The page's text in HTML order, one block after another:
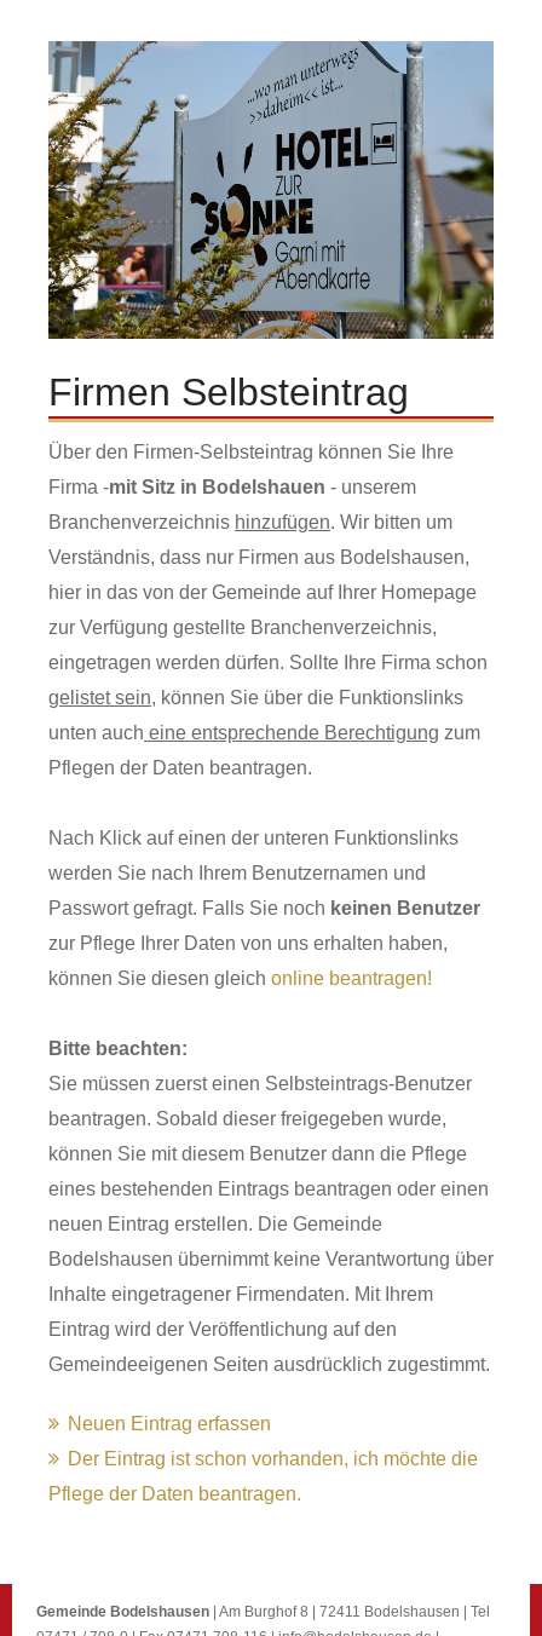
Firmen Selbsteintrag
Über den Firmen-Selbsteintrag können Sie Ihre
Firma -mit Sitz in Bodelshauen - unserem
Branchenverzeichnis hinzufügen. Wir bitten um
Verständnis, dass nur Firmen aus Bodelshausen,
hier in das von der Gemeinde auf Ihrer Homepage
zur Verfügung gestellte Branchenverzeichnis,
eingetragen werden dürfen. Sollte Ihre Firma schon
gelistet sein, können Sie über die Funktionslinks
unten auch eine entsprechende Berechtigung zum
Pflegen der Daten beantragen.
Nach Klick auf einen der unteren Funktionslinks
werden Sie nach Ihrem Benutzernamen und
Passwort gefragt. Falls Sie noch keinen Benutzer
zur Pflege Ihrer Daten von uns erhalten haben,
können Sie diesen gleich online beantragen!
Bitte beachten:
Sie müssen zuerst einen Selbsteintrags-Benutzer
beantragen. Sobald dieser freigegeben wurde,
können Sie mit diesem Benutzer dann die Pflege
eines bestehenden Eintrags beantragen oder einen
neuen Eintrag erstellen. Die Gemeinde
Bodelshausen übernimmt keine Verantwortung über
Inhalte eingetragener Firmendaten. Mit Ihrem
Eintrag wird der Veröffentlichung auf den
Gemeindeeigenen Seiten ausdrücklich zugestimmt.
Neuen Eintrag erfassen
Der Eintrag ist schon vorhanden, ich möchte die
Pflege der Daten beantragen.
Gemeinde Bodelshausen | Am Burghof 8 | 72411 Bodelshausen | Tel